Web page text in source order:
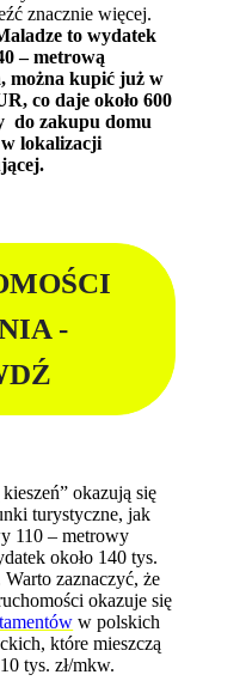
znacznie więcej.
to wydatek
– metrową
można kupić już w
co daje około 600
do zakupu domu
lokalizacji
-
okazują się
turystyczne, jak
110 – metrowy
około 140 tys.
zaznaczyć, że
okazuje się
w polskich
które mieszczą
tys. zł/mkw.